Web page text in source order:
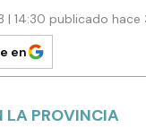
| 14:30 publicado hace
en
LA PROVINCIA